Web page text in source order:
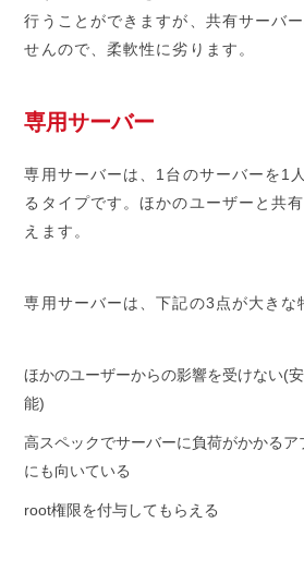
行うことができますが、共有サーバ
せんので、柔軟性に劣ります。
専用サーバー
専用サーバーは、1台のサーバーを1
るタイプです。ほかのユーザーと共
えます。
専用サーバーは、下記の3点が大きな
ほかのユーザーからの影響を受けない(
能)
高スペックでサーバーに負荷がかかる
にも向いている
root権限を付与してもらえる